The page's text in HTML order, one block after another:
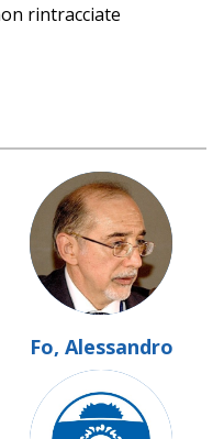
rintracciate
Fo, Alessandro